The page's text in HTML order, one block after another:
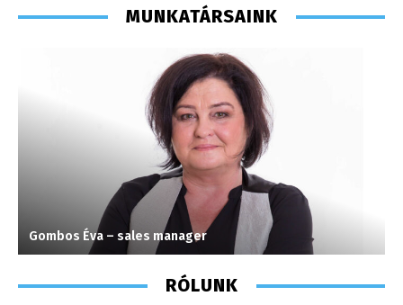
MUNKATÁRSAINK
Gombos Éva – sales manager
RÓLUNK